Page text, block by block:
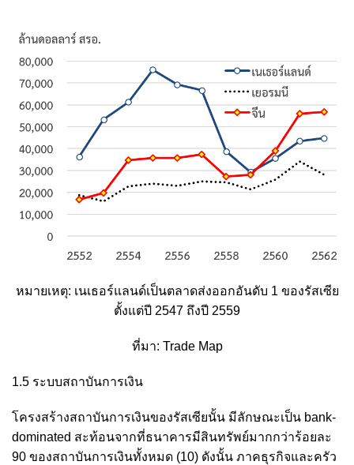
หมายเหตุ: เนเธอร์แลนด์เป็นตลาดส่งออกอันดับ 1 ของรัสเซีย
ตั้งแต่ปี 2547 ถึงปี 2559
ที่มา: Trade Map
1.5 ระบบสถาบันการเงิน
โครงสร้างสถาบันการเงินของรัสเซียนั้น มีลักษณะเป็น bank-
dominated สะท้อนจากที่ธนาคารมีสินทรัพย์มากกว่าร้อยละ
90 ของสถาบันการเงินทั้งหมด (10) ดังนั้น ภาคธุรกิจและครัว